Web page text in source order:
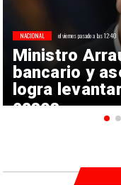
Ministro
bancario y
logra
casos
NACIONAL el viernes pasado a las 12:40